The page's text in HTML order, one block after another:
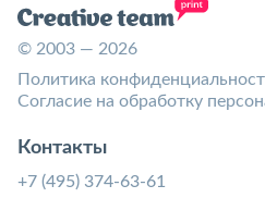
© 2003 — 2026
Политика
Согласие на обработку
Контакты
+7 (495) 374-63-61